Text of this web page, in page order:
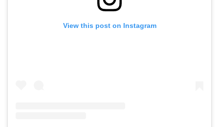
View this post on Instagram